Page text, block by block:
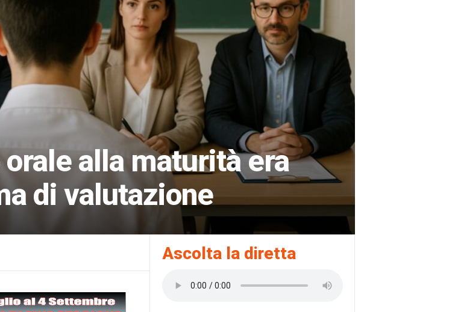
alla maturità era
di valutazione
Ascolta la diretta